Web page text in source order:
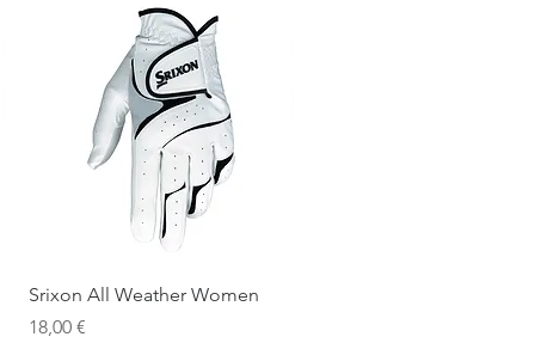
Srixon All Weather Women
Preis
18,00 €